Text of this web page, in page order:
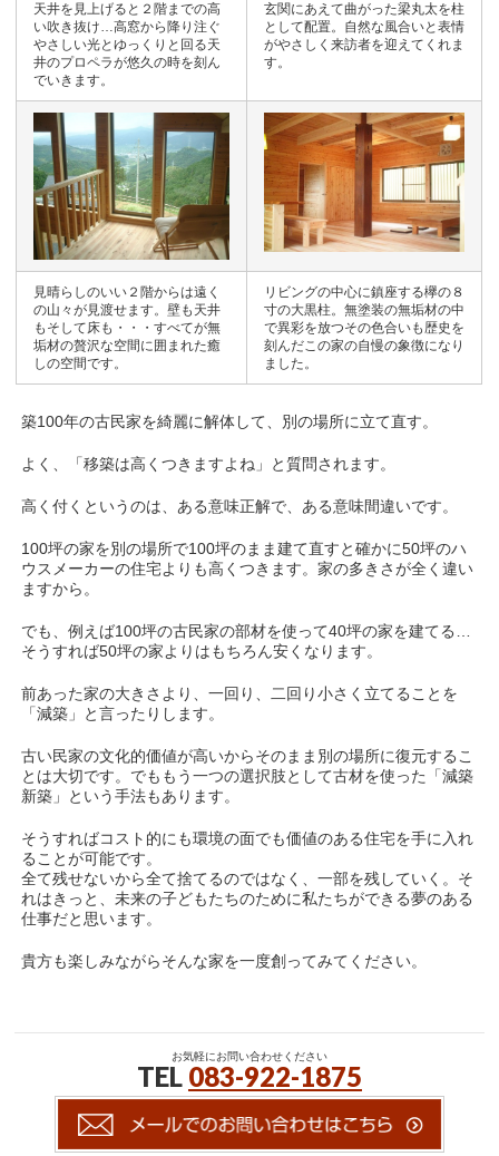
天井を見上げると２階までの高
い吹き抜け…高窓から降り注ぐ
やさしい光とゆっくりと回る天
井のプロペラが悠久の時を刻ん
でいきます。
玄関にあえて曲がった梁丸太を柱
として配置。自然な風合いと表情
がやさしく来訪者を迎えてくれま
す。
見晴らしのいい２階からは遠く
の山々が見渡せます。壁も天井
もそして床も・・・すべてが無
垢材の贅沢な空間に囲まれた癒
しの空間です。
リビングの中心に鎮座する欅の８
寸の大黒柱。無塗装の無垢材の中
で異彩を放つその色合いも歴史を
刻んだこの家の自慢の象徴になり
ました。
築100年の古民家を綺麗に解体して、別の場所に立て直す。
よく、「移築は高くつきますよね」と質問されます。
高く付くというのは、ある意味正解で、ある意味間違いです。
100坪の家を別の場所で100坪のまま建て直すと確かに50坪のハ
ウスメーカーの住宅よりも高くつきます。家の多きさが全く違い
ますから。
でも、例えば100坪の古民家の部材を使って40坪の家を建てる…
そうすれば50坪の家よりはもちろん安くなります。
前あった家の大きさより、一回り、二回り小さく立てることを
「減築」と言ったりします。
古い民家の文化的価値が高いからそのまま別の場所に復元するこ
とは大切です。でももう一つの選択肢として古材を使った「減築
新築」という手法もあります。
そうすればコスト的にも環境の面でも価値のある住宅を手に入れ
ることが可能です。
全て残せないから全て捨てるのではなく、一部を残していく。そ
れはきっと、未来の子どもたちのために私たちができる夢のある
仕事だと思います。
貴方も楽しみながらそんな家を一度創ってみてください。
お気軽にお問い合わせください
TEL 083-922-1875